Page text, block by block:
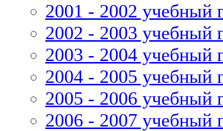
2001 - 2002 учебный
2002 - 2003 учебный
2003 - 2004 учебный
2004 - 2005 учебный
2005 - 2006 учебный
2006 - 2007 учебный